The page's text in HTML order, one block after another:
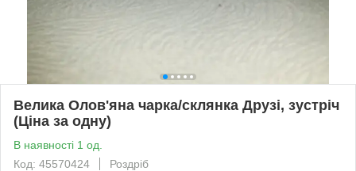
Велика Олов'яна чарка/склянка Друзі, зустріч
(Ціна за одну)
В наявності 1 од.
Код: 45570424
Роздріб